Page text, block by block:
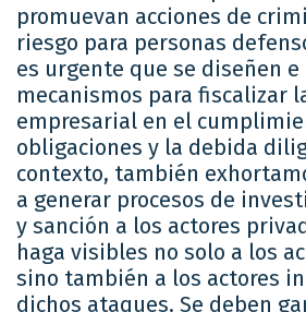
promuevan acciones de
riesgo para personas
es urgente que se diseñen
mecanismos para fiscalizar
empresarial en el
obligaciones y la debida
contexto, también
a generar procesos de
y sanción a los actores
haga visibles no solo a los
sino también a los actores
dichos ataques. Se deben